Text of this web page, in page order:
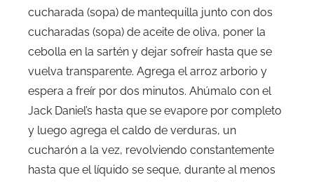
cucharada (sopa) de mantequilla junto con dos
cucharadas (sopa) de aceite de oliva, poner la
cebolla en la sartén y dejar sofreír hasta que se
vuelva transparente. Agrega el arroz arborio y
espera a freír por dos minutos. Ahúmalo con el
Jack Daniel’s hasta que se evapore por completo
y luego agrega el caldo de verduras, un
cucharón a la vez, revolviendo constantemente
hasta que el líquido se seque, durante al menos